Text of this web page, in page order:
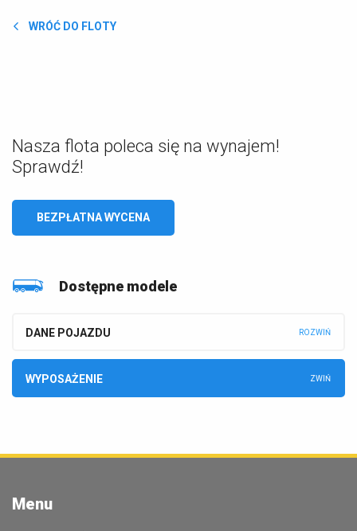
WRÓĆ DO FLOTY
Nasza flota poleca się na wynajem!
Sprawdź!
BEZPŁATNA WYCENA
Dostępne modele
DANE POJAZDU
WYPOSAŻENIE
Menu